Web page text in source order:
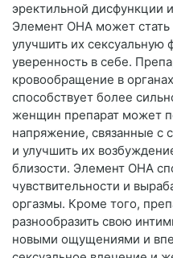
эректильной дисфункции
Элемент ОНА может
улучшить их сексуальную
уверенность в себе.
кровообращение в
способствует более
женщин препарат может
напряжение, связанные с
и улучшить их
близости. Элемент ОНА
чувствительности и
оргазмы. Кроме того,
разнообразить свою
новыми ощущениями и